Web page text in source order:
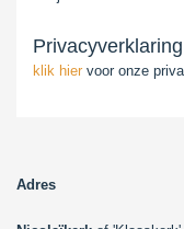
Privacyverklaring
klik hier voor onze
Adres